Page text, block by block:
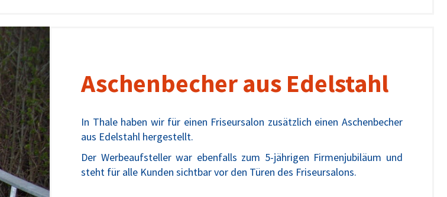
Aschenbecher aus Edelstahl
In Thale haben wir für einen Friseursalon zusätzlich einen Aschenbecher
aus Edelstahl hergestellt.
Der Werbeaufsteller war ebenfalls zum 5-jährigen Firmenjubiläum und
steht für alle Kunden sichtbar vor den Türen des Friseursalons.